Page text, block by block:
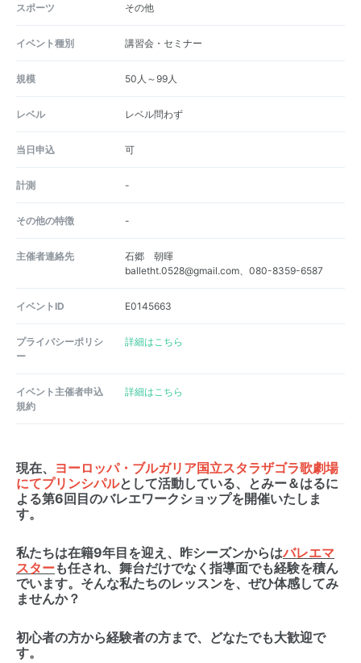
スポーツ その他
イベント種別 講習会・セミナー
規模 50人～99人
レベル レベル問わず
当日申込 可
計測 -
その他の特徴 -
主催者連絡先
石郷 朝暉
balletht.0528@gmail.com、080-8359-6587
イベントID E0145663
プライバシーポリシ
ー
詳細はこちら
イベント主催者申込
規約
詳細はこちら
現在、 ヨーロッパ・ブルガリア国立スタラザゴラ歌劇場
にてプリンシパルとして活動している、とみー＆はるに
よる第6回目のバレエワークショップを開催いたしま
す。
私たちは在籍9年目を迎え、昨シーズンからはバレエマ
スターも任され、舞台だけでなく指導面でも経験を積ん
でいます。そんな私たちのレッスンを、ぜひ体感してみ
ませんか？
初心者の方から経験者の方まで、どなたでも大歓迎で
す。